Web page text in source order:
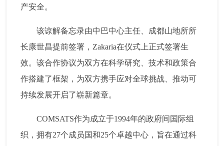
产安全。
该谅解备忘录由中巴中心主任、成都山地所所
长康世昌提前签署，Zakaria在仪式上正式签署生
效。该合作协议为双方在科学研究、技术和政策合
作搭建了框架，为双方携手应对全球挑战、推动可
持续发展开启了崭新篇章。
COMSATS作为成立于1994年的政府间国际组
织，拥有27个成员国和25个卓越中心，旨在通过科